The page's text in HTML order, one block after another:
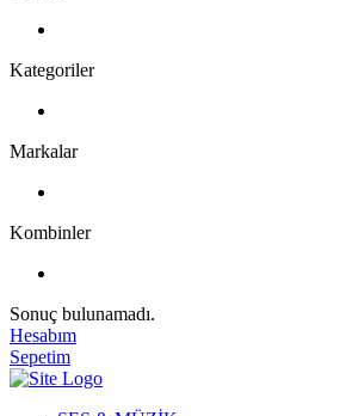
Kategoriler
Markalar
Kombinler
Sonuç bulunamadı.
Hesabım
Sepetim